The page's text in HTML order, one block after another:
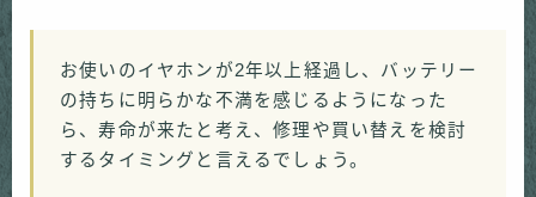
お使いのイヤホンが2年以上経過し、バッテリー
の持ちに明らかな不満を感じるようになった
ら、寿命が来たと考え、修理や買い替えを検討
するタイミングと言えるでしょう。